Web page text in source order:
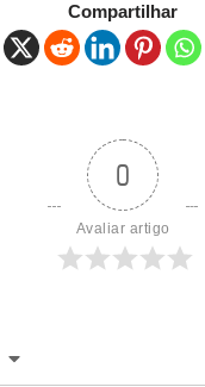
Compartilhar
0
Avaliar artigo